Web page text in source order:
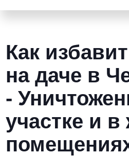
Как
на даче в
-
участке и